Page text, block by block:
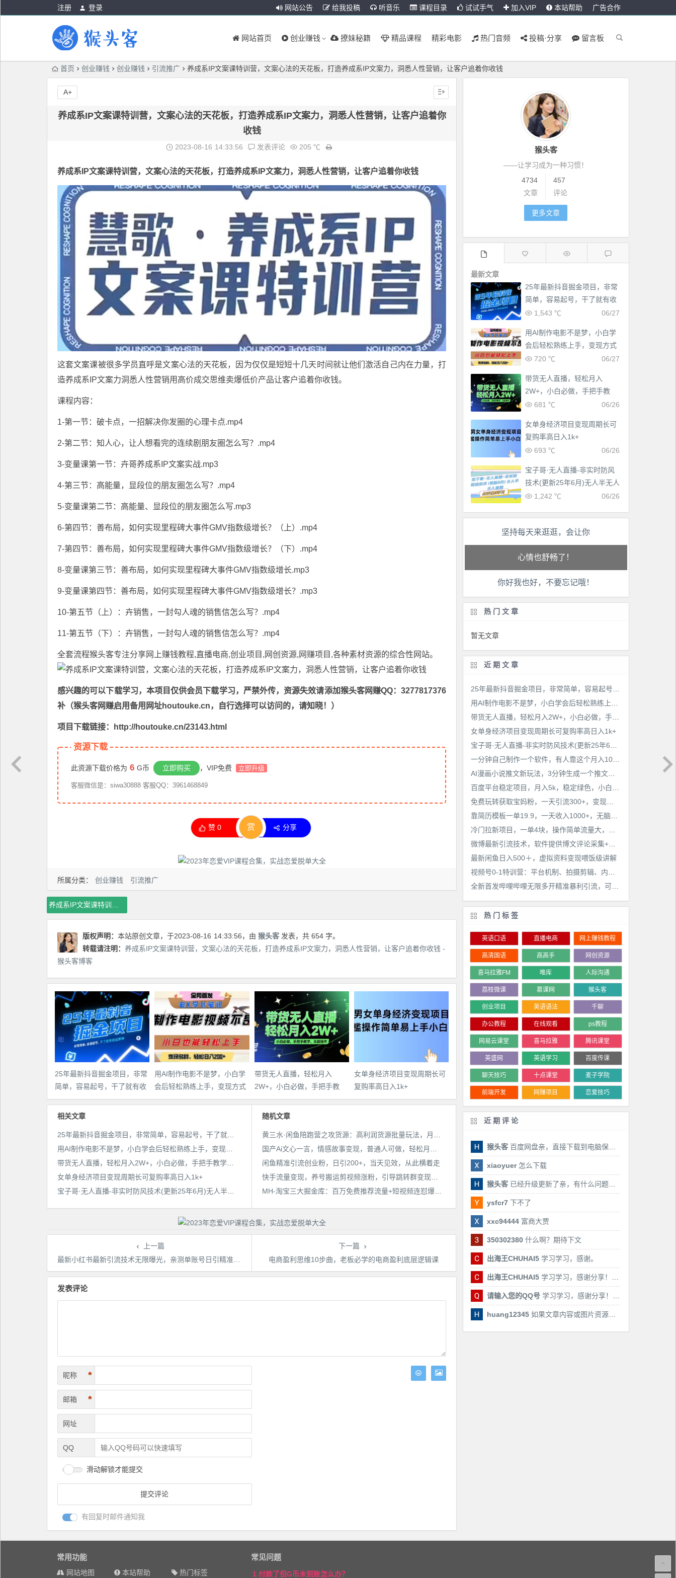
注册 登录 网站公告 给我投稿 听音乐 课程目录 试试手气 加入VIP 本站帮助 广告合作
网站首页 创业赚钱 撩妹秘籍 精品课程 精彩电影 热门音频 投稿·分享 留言板
首页 创业赚钱 创业赚钱 引流推广 养成系IP文案课特训营，文案心法的天花板，打造养成系IP文案力，洞悉人性营销，让客户追着你收钱
养成系IP文案课特训营，文案心法的天花板，打造养成系IP文案力，洞悉人性营销，让客户追着你
收钱
2023-08-16 14:33:56 发表评论 205 ℃
养成系IP文案课特训营，文案心法的天花板，打造养成系IP文案力，洞悉人性营销，让客户追着你收钱
这套文案课被很多学员直呼是文案心法的天花板，因为仅仅是短短十几天时间就让他们激活自己内在力量，打
造养成系IP文案力洞悉人性营销用高价成交思维卖爆低价产品让客户追着你收钱。
课程内容：
1-第一节：破卡点，一招解决你发圈的心理卡点.mp4
2-第二节：知人心，让人想看完的连续剧朋友圈怎么写？.mp4
3-变量课第一节：卉哥养成系IP文案实战.mp3
4-第三节：高能量，显段位的朋友圈怎么写？.mp4
5-变量课第二节：高能量、显段位的朋友圈怎么写.mp3
6-第四节：善布局，如何实现里程碑大事件GMV指数级增长？（上）.mp4
7-第四节：善布局，如何实现里程碑大事件GMV指数级增长？（下）.mp4
8-变量课第三节：善布局，如何实现里程碑大事件GMV指数级增长.mp3
9-变量课第四节：善布局，如何实现里程碑大事件GMV指数级增长？.mp3
10-第五节（上）：卉销售，一封勾人魂的销售信怎么写？.mp4
11-第五节（下）：卉销售，一封勾人魂的销售信怎么写？.mp4
全套流程猴头客专注分享网上赚钱教程,直播电商,创业项目,网创资源, 网赚项目 ,各种素材资源的综合性网站。
感兴趣的可以下载学习，本项目仅供会员下载学习，严禁外传，资源失效请添加猴头客网赚QQ：3277817376
补（猴头客网赚启用备用网址houtouke.cn，自行选择可以访问的，请知晓！）
项目下载链接：http://houtouke.cn/23143.html
资源下载
此资源下载价格为 6 G币 立即购买 ，VIP免费 立即升级
客服微信是：siwa30888 客服QQ：3961468849
赞0 赏 分享
A+
所属分类： 创业赚钱 引流推广
版权声明： 本站原创文章，于2023-08-16 14:33:56，由 猴头客 发表，共 654 字。
转载请注明： 养成系IP文案课特训营，文案心法的天花板，打造养成系IP文案力，洞悉人性营销，让客户追着你收钱 -
猴头客博客
25年最新抖音掘金项目，非常
简单，容易起号，干了就有收
益那种
用AI制作电影不是梦，小白学
会后轻松熟练上手，变现方式
多样，日入2张+
带货无人直播，轻松月入
2W+，小白必做，手把手教
学，无脑操作(附学习资料)
女单身经济项目变现周期长可
复购率高日入1k+
相关文章
25年最新抖音掘金项目，非常简单，容易起号，干了就有收益那种
用AI制作电影不是梦，小白学会后轻松熟练上手，变现方式多样，日入2张+
带货无人直播，轻松月入2W+，小白必做，手把手教学，无脑操作(附学习资料)
女单身经济项目变现周期长可复购率高日入1k+
宝子哥·无人直播-非实时防风技术(更新25年6月)无人半无人直播
随机文章
黄三水·闲鱼陪跑营之攻货源：高利润货源批量玩法，月入过万实操（价值498）
国产Ai文心一言，情感故事变现，普通人可做，轻松月入10000+【揭秘】
闲鱼精准引流创业粉，日引200+，当天见效，从此横着走
快手流量变现，养号搬运剪视频涨粉，引导跳转群变现日赚300+
MH-淘宝三大掘金库：百万免费推荐流量+短视频连怼爆流+万相台多计划高ROI
上一篇
最新小红书最新引流技术无限曝光，亲测单账号日引精准粉100+无压力（脚本＋教程）
下一篇
电商盈利思维10步曲，老板必学的电商盈利底层逻辑课
发表评论
昵称 *
邮箱 *
网址
QQ
滑动解锁才能提交
有回复时邮件通知我
猴头客
——让学习成为一种习惯！
4734
文章
457
评论
更多文章
最新文章
25年最新抖音掘金项目，非常
简单，容易起号，干了就有收
益那种
06/27
1,543 ℃
用AI制作电影不是梦，小白学
会后轻松熟练上手，变现方式
多样，日入2张+
06/27
720 ℃
带货无人直播，轻松月入
2W+，小白必做，手把手教
学，无脑操作(附学习资料)06/26
681 ℃
女单身经济项目变现周期长可
复购率高日入1k+
06/26
693 ℃
宝子哥·无人直播-非实时防风
技术(更新25年6月)无人半无人
直播
06/26
1,242 ℃
坚持每天来逛逛，会让你
生活也美好了！
心情也舒畅了！
走路也有劲了！
工作也轻松了！
你好我也好，不要忘记哦！
热门文章
暂无文章
近期文章
带货无人直播，轻松月入2W+，小白必做，手把手教学，无脑操作(附学习资料)
女单身经济项目变现周期长可复购率高日入1k+
一分钟自己制作一个软件，有人靠这个月入10W+
AI漫画小说推文新玩法，3分钟生成一个推文视频，保姆级教程【配项目操作和软件教程】
免费玩转获取宝妈粉，一天引流300+，变现超乎你想象
微博最新引流技术，软件提供博文评论采集+私信实现精准引流【揭秘】
最新闲鱼日入500＋，虚拟资料变现喂饭级讲解
全新首发哔哩哔哩无限多开精准暴利引流，可无限多开，抗封首发精品脚本
热门标签
英语口语 直播电商 网上赚钱教程
高清国语 高高手 网创资源
喜马拉雅FM 唯库 人际沟通
荔枝微课 慕课网 猴头客
创业项目 英语语法 千聊
办公教程 在线观看 ps教程
网易云课堂 喜马拉雅 腾讯课堂
英盛网 英语学习 百度传课
聊天技巧 十点课堂 麦子学院
前端开发 网赚项目 恋爱技巧
近期评论
猴头客百度网盘亲，直接下载到电脑保存亲，后期有课还会更新
xiaoyuer怎么下载
猴头客已经升级更新了亲，有什么问题随时联系我！
ysfcr7下不了
xxc94444富商大贾
350302380什么啊？期待下文
出海王CHUHAI5学习学习，感谢。
出海王CHUHAI5学习学习，感谢分享！！！
请输入您的QQ号学习学习，感谢分享！！！
huang12345如果文章内容或图片资源失效，请留言反馈，我
常用功能
网站地图 本站帮助 热门标签
常见问题
1.付款了但G币未到账怎么办？